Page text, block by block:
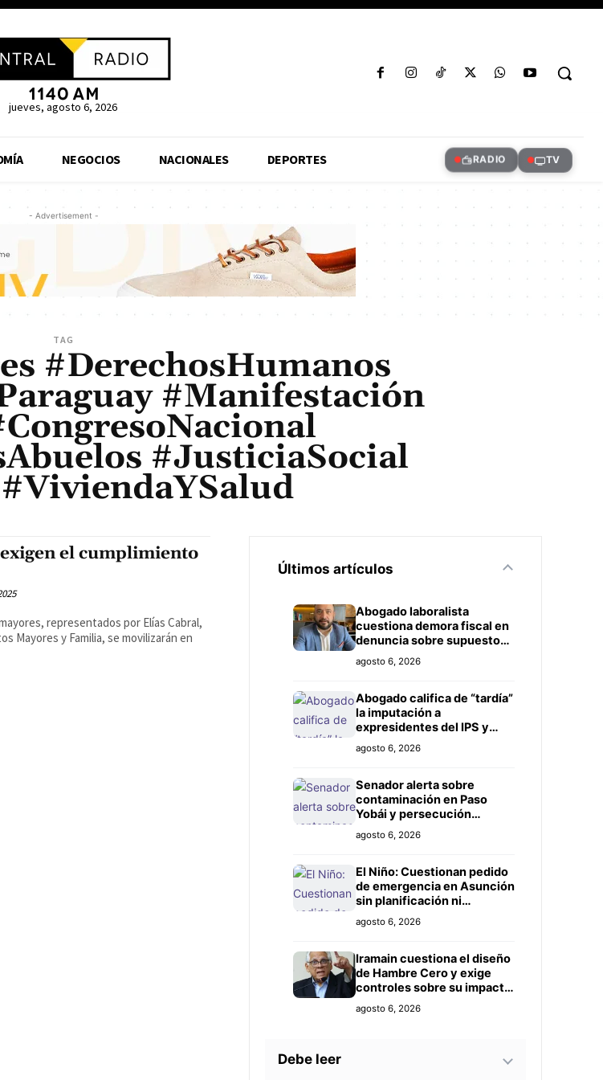
jueves, agosto 6, 2026
NEGOCIOS NACIONALES DEPORTES RADIO TV
- Advertisement -
TAG
#DerechosHumanos
#Manifestación
#JusticiaSocial
el cumplimiento
representados por Elías Cabral,
Mayores y Familia, se movilizarán en
Últimos artículos
Abogado laboralista
cuestiona demora fiscal en
denuncia sobre supuesto
título falso
agosto 6, 2026
Abogado califica de “tardía”
la imputación a
expresidentes del IPS y
exige investigación más
amplia
agosto 6, 2026
Senador alerta sobre
contaminación en Paso
Yobái y persecución
política contra Miguel
Prieto
agosto 6, 2026
El Niño: Cuestionan pedido
de emergencia en Asunción
sin planificación ni
controles claros
agosto 6, 2026
Iramain cuestiona el diseño
de Hambre Cero y exige
controles sobre su impacto
agosto 6, 2026
Debe leer